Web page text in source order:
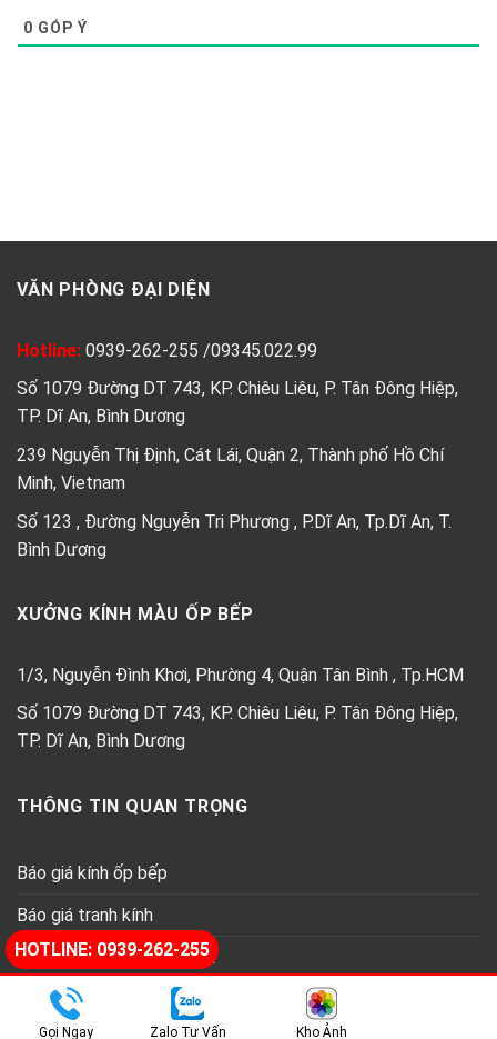
0 GÓP Ý
HOTLINE: 0939-262-255
Gọi Ngay Zalo Tư Vấn Kho Ảnh
VĂN PHÒNG ĐẠI DIỆN
Hotline: 0939-262-255 /09345.022.99
Số 1079 Đường DT 743, KP. Chiêu Liêu, P. Tân Đông Hiệp,
TP. Dĩ An, Bình Dương
239 Nguyễn Thị Định, Cát Lái, Quận 2, Thành phố Hồ Chí
Minh, Vietnam
Số 123 , Đường Nguyễn Tri Phương , P.Dĩ An, Tp.Dĩ An, T.
Bình Dương
XƯỞNG KÍNH MÀU ỐP BẾP
1/3, Nguyễn Đình Khơi, Phường 4, Quận Tân Bình , Tp.HCM
Số 1079 Đường DT 743, KP. Chiêu Liêu, P. Tân Đông Hiệp,
TP. Dĩ An, Bình Dương
THÔNG TIN QUAN TRỌNG
Báo giá kính ốp bếp
Báo giá tranh kính
Báo giá kính thủy trang trí
Copyright 2026 ©Kính ốp bêp Thành Phát